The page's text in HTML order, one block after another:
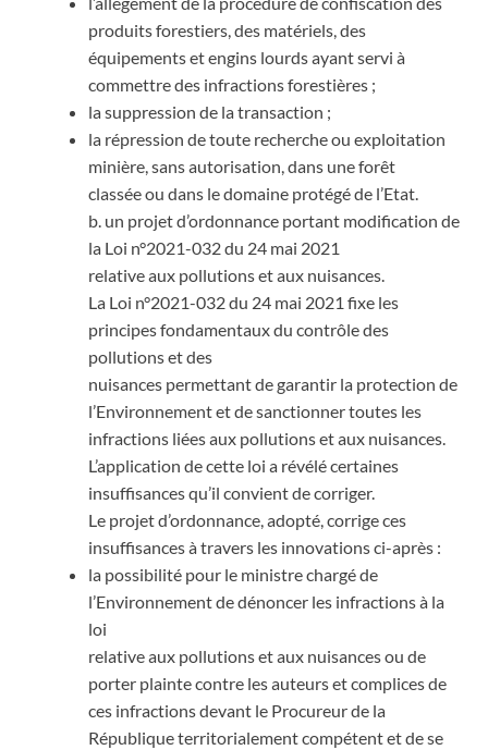
produits forestiers, des matériels, des
équipements et engins lourds ayant servi à
commettre des infractions forestières ;
la suppression de la transaction ;
la répression de toute recherche ou exploitation
minière, sans autorisation, dans une forêt
classée ou dans le domaine protégé de l’Etat.
b. un projet d’ordonnance portant modification de
la Loi n°2021-032 du 24 mai 2021
relative aux pollutions et aux nuisances.
La Loi n°2021-032 du 24 mai 2021 fixe les
principes fondamentaux du contrôle des
pollutions et des
nuisances permettant de garantir la protection de
l’Environnement et de sanctionner toutes les
infractions liées aux pollutions et aux nuisances.
L’application de cette loi a révélé certaines
insuffisances qu’il convient de corriger.
Le projet d’ordonnance, adopté, corrige ces
insuffisances à travers les innovations ci-après :
la possibilité pour le ministre chargé de
l’Environnement de dénoncer les infractions à la
loi
relative aux pollutions et aux nuisances ou de
porter plainte contre les auteurs et complices de
ces infractions devant le Procureur de la
République territorialement compétent et de se